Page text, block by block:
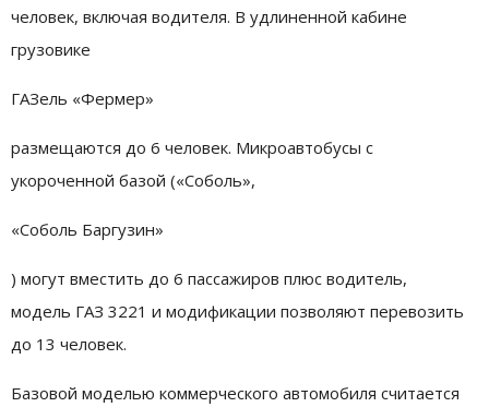
человек, включая водителя. В удлиненной кабине
грузовике
ГАЗель «Фермер»
размещаются до 6 человек. Микроавтобусы с
укороченной базой («Соболь»,
«Соболь Баргузин»
) могут вместить до 6 пассажиров плюс водитель,
модель ГАЗ 3221 и модификации позволяют перевозить
до 13 человек.
Базовой моделью коммерческого автомобиля считается